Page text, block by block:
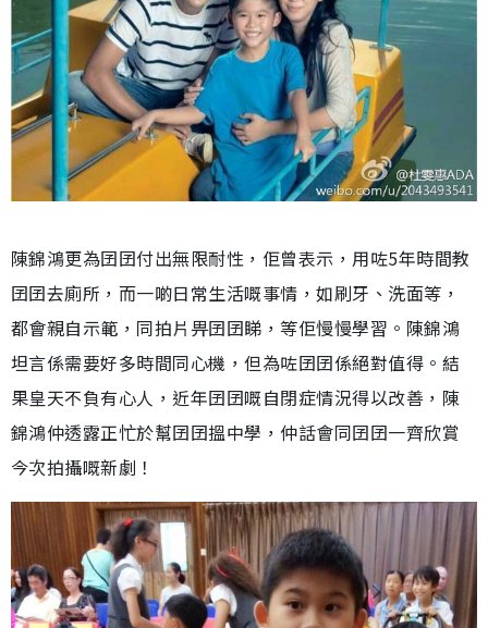
陳錦鴻更為囝囝付出無限耐性，佢曾表示，用咗5年時間教
囝囝去廁所，而一啲日常生活嘅事情，如刷牙、洗面等，
都會親自示範，同拍片畀囝囝睇，等佢慢慢學習。陳錦鴻
坦言係需要好多時間同心機，但為咗囝囝係絕對值得。結
果皇天不負有心人，近年囝囝嘅自閉症情況得以改善，陳
錦鴻仲透露正忙於幫囝囝搵中學，仲話會同囝囝一齊欣賞
今次拍攝嘅新劇！